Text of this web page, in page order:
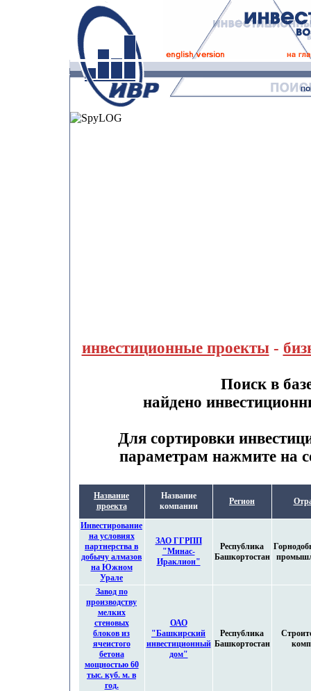
инвестиционные проекты-
Поиск в
найдено
Для сортировки
параметрам нажмите на
Название
проекта
Название
компании
Регион
Инвестирование
на условиях
партнерства в
добычу алмазов
на Южном
Урале
ЗАО ГГРПП
"Минас-
Ираклион"
Республика
Башкортостан
Завод по
производству
мелких
стеновых
блоков из
ячеистого
бетона
мощностью 60
тыс. куб. м. в
год.
ОАО
"Башкирский
инвестиционный
дом"
Республика
Башкортостан